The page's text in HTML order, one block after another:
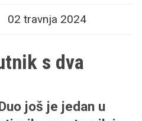
02 travnja 2024
s dva
još je jedan u